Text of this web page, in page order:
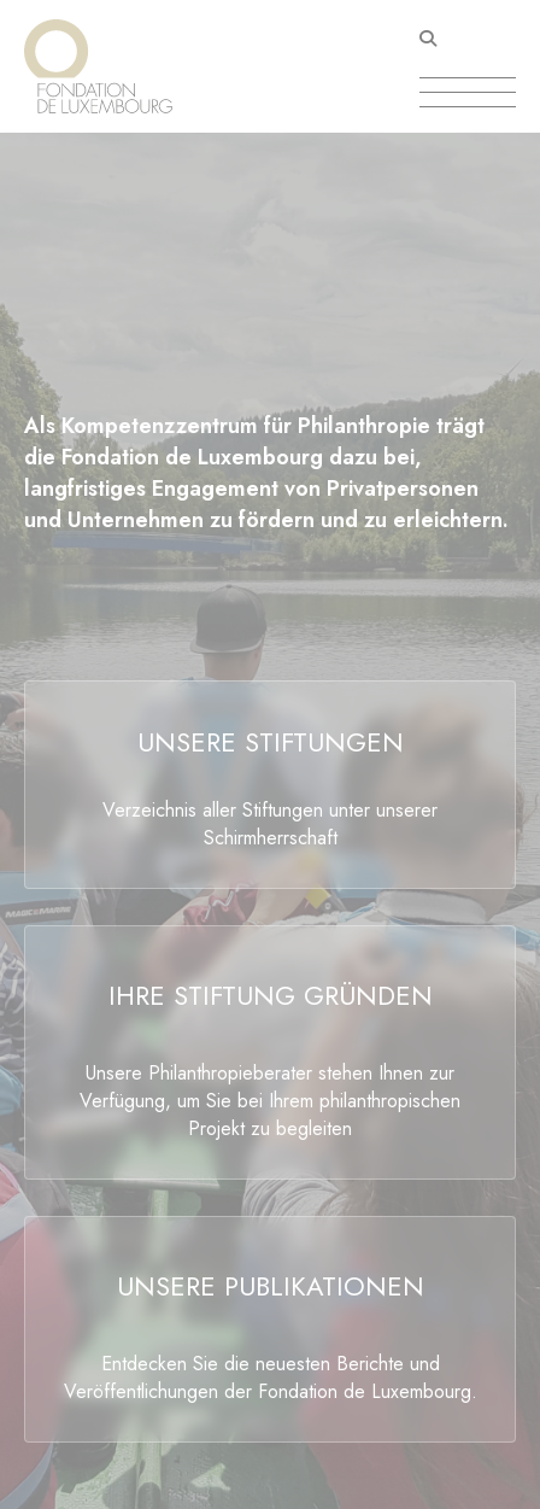
Direkt
zum
Inhalt
Als Kompetenzzentrum für Philanthropie trägt
die Fondation de Luxembourg dazu bei,
langfristiges Engagement von Privatpersonen
und Unternehmen zu fördern und zu erleichtern.
UNSERE STIFTUNGEN
Verzeichnis aller Stiftungen unter unserer
Schirmherrschaft
IHRE STIFTUNG GRÜNDEN
Unsere Philanthropieberater stehen Ihnen zur
Verfügung, um Sie bei Ihrem philanthropischen
Projekt zu begleiten
UNSERE PUBLIKATIONEN
Entdecken Sie die neuesten Berichte und
Veröffentlichungen der Fondation de Luxembourg.
Cookie-Einstellungen